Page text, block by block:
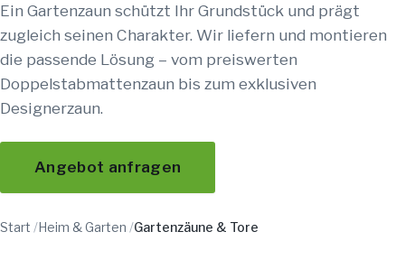
Ein Gartenzaun schützt Ihr Grundstück und prägt
zugleich seinen Charakter. Wir liefern und montieren
die passende Lösung – vom preiswerten
Doppelstabmattenzaun bis zum exklusiven
Designerzaun.
Angebot anfragen
Start /Heim & Garten /Gartenzäune & Tore